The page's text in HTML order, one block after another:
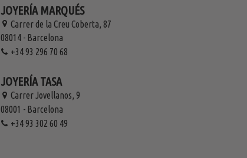
JOYERÍA MARQUÉS
Carrer de la Creu Coberta, 87
08014 - Barcelona
+34 93 296 70 68
JOYERÍA TASA
Carrer Jovellanos, 9
08001 - Barcelona
+34 93 302 60 49